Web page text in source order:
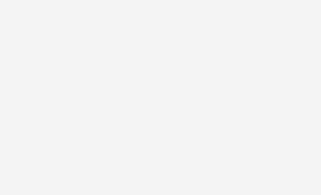
HYBRID
Wert der CO₂-Emission: 119
HYBRID AT